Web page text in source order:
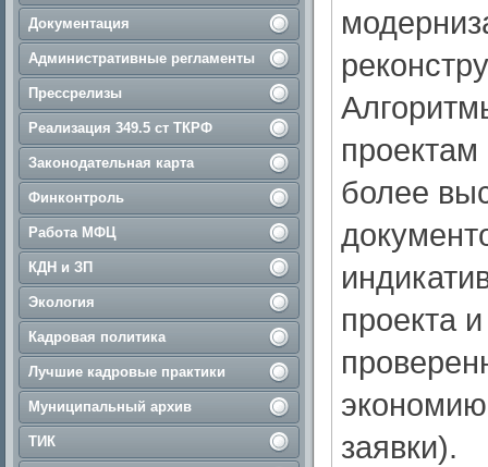
Документация
Административные регламенты
Прессрелизы
Реализация 349.5 ст ТКРФ
Законодательная карта
Финконтроль
Работа МФЦ
КДН и ЗП
Экология
Кадровая политика
Лучшие кадровые практики
Муниципальный архив
ТИК
более
проекта
заявки).